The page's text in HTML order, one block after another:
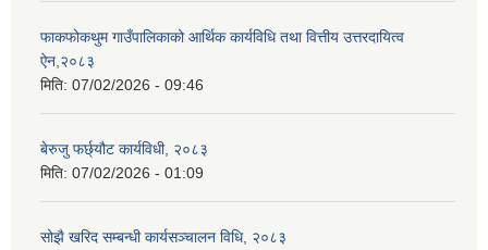
फाकफोकथुम गाउँपालिकाको आर्थिक कार्यविधि तथा वित्तीय उत्तरदायित्व
ऐन,२०८३
मिति: 07/02/2026 - 09:46
बेरुजु फर्छ्यौट कार्यविधी, २०८३
मिति: 07/02/2026 - 01:09
सोझै खरिद सम्बन्धी कार्यसञ्चालन विधि, २०८३